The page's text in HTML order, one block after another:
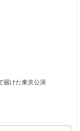
届けた東京公演